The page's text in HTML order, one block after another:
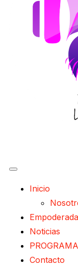
Inicio
Noticias
Contacto